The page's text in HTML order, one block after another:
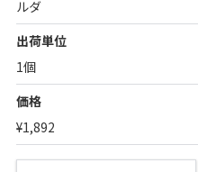
ルダ
出荷単位
1個
価格
¥1,892